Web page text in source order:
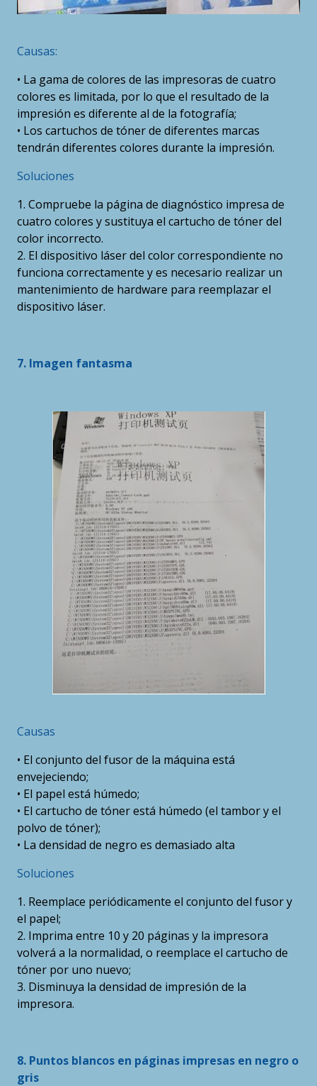
Causas:
• La gama de colores de las impresoras de cuatro
colores es limitada, por lo que el resultado de la
impresión es diferente al de la fotografía;
• Los cartuchos de tóner de diferentes marcas
tendrán diferentes colores durante la impresión.
Soluciones
1. Compruebe la página de diagnóstico impresa de
cuatro colores y sustituya el cartucho de tóner del
color incorrecto.
2. El dispositivo láser del color correspondiente no
funciona correctamente y es necesario realizar un
mantenimiento de hardware para reemplazar el
dispositivo láser.
7. Imagen fantasma
Causas
• El conjunto del fusor de la máquina está
envejeciendo;
• El papel está húmedo;
• El cartucho de tóner está húmedo (el tambor y el
polvo de tóner);
• La densidad de negro es demasiado alta
Soluciones
1. Reemplace periódicamente el conjunto del fusor y
el papel;
2. Imprima entre 10 y 20 páginas y la impresora
volverá a la normalidad, o reemplace el cartucho de
tóner por uno nuevo;
3. Disminuya la densidad de impresión de la
impresora.
8. Puntos blancos en páginas impresas en negro o
gris